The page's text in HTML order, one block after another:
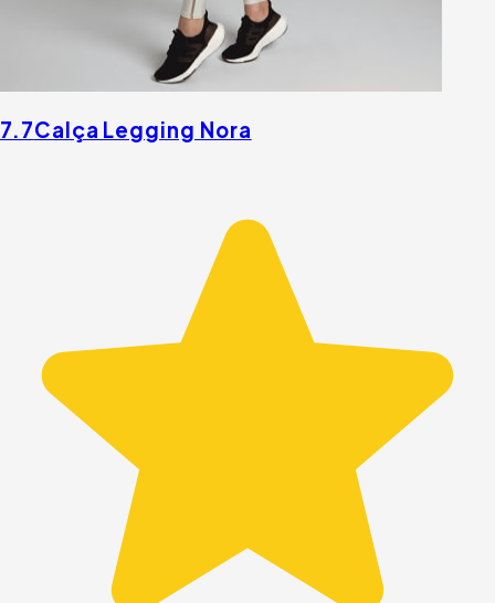
7.7Calça Legging Nora